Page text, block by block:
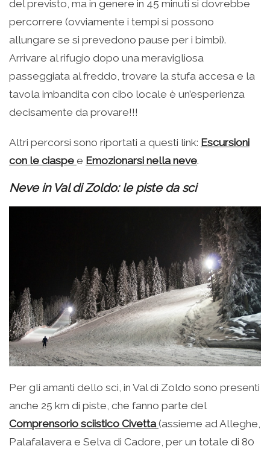
del previsto, ma in genere in 45 minuti si dovrebbe
percorrere (ovviamente i tempi si possono
allungare se si prevedono pause per i bimbi).
Arrivare al rifugio dopo una meravigliosa
passeggiata al freddo, trovare la stufa accesa e la
tavola imbandita con cibo locale è un’esperienza
decisamente da provare!!!
Altri percorsi sono riportati a questi link: Escursioni
con le ciaspe e Emozionarsi nella neve.
Neve in Val di Zoldo: le piste da sci
Per gli amanti dello sci, in Val di Zoldo sono presenti
anche 25 km di piste, che fanno parte del
Comprensorio sciistico Civetta(assieme ad Alleghe,
Palafalavera e Selva di Cadore, per un totale di 80